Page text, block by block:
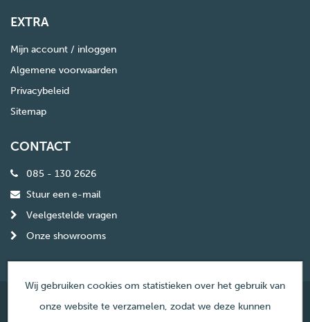
EXTRA
Mijn account / inloggen
Algemene voorwaarden
Privacybeleid
Sitemap
CONTACT
085 - 130 2626
Stuur een e-mail
Veelgestelde vragen
Onze showrooms
© Copyright Haardencentrum Nederland
Wij gebruiken cookies om statistieken over het gebruik van
onze website te verzamelen, zodat we deze kunnen